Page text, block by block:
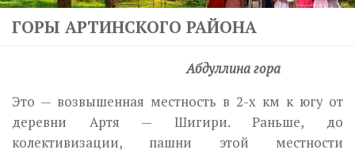
ГОРЫ АРТИНСКОГО РАЙОНА
Абдуллина гора
Это — возвышенная местность в 2-х км к югу от
деревни Артя — Шигири. Раньше, до
колективизации, пашни этой местности